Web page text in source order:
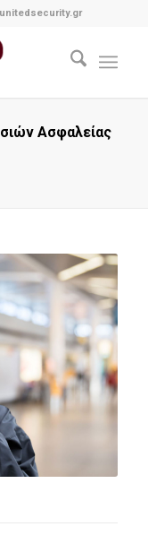
Ασφαλείας